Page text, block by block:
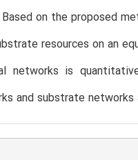
on the proposed
resources on an
is
and substrate networks